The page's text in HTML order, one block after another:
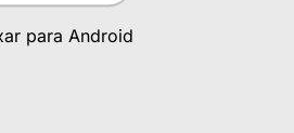
para Android